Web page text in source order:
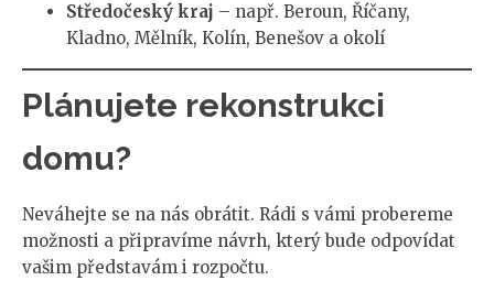
Středočeský kraj – např. Beroun, Říčany,
Kladno, Mělník, Kolín, Benešov a okolí
Plánujete rekonstrukci
domu?
Neváhejte se na nás obrátit. Rádi s vámi probereme
možnosti a připravíme návrh, který bude odpovídat
vašim představám i rozpočtu.